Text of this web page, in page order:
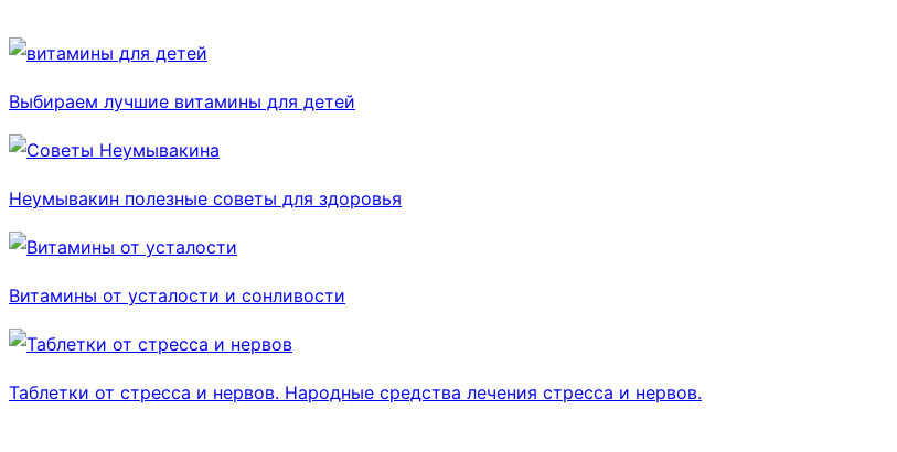
Выбираем лучшие витамины для детей
Неумывакин полезные советы для здоровья
Витамины от усталости и сонливости
Таблетки от стресса и нервов. Народные средства лечения стресса и нервов.